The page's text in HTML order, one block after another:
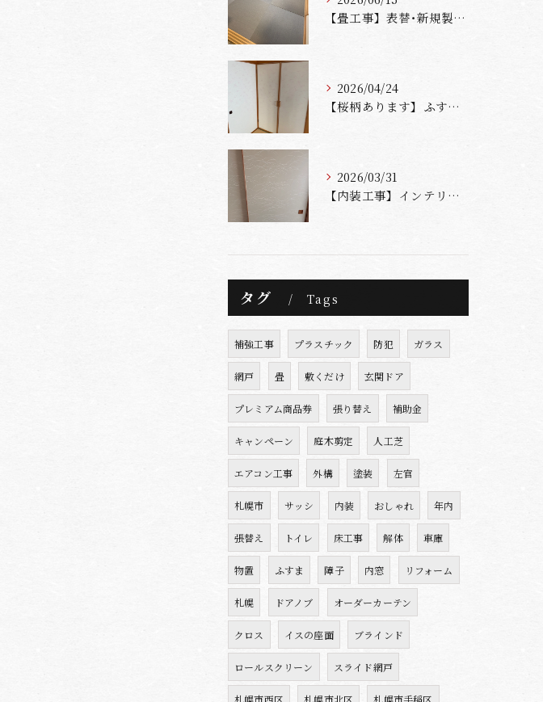
【畳工事】表替･新規製作も金沢屋新川店へ！
2026/04/24
【桜柄あります】ふすま･障子張替えなら金沢屋新川店へ！
2026/03/31
【内装工事】インテリア施工なら金沢屋新川店へ！
タグ Tags
補強工事 プラスチック 防犯 ガラス
網戸 畳 敷くだけ 玄関ドア
プレミアム商品券 張り替え 補助金
キャンペーン 庭木剪定 人工芝
エアコン工事 外構 塗装 左官
札幌市 サッシ 内装 おしゃれ 年内
張替え トイレ 床工事 解体 車庫
物置 ふすま 障子 内窓 リフォーム
札幌 ドアノブ オーダーカーテン
クロス イスの座面 ブラインド
ロールスクリーン スライド網戸
札幌市西区 札幌市北区 札幌市手稲区